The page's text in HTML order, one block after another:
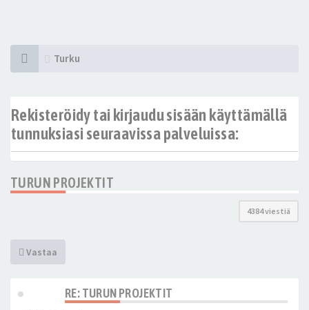
Turku
Rekisteröidy tai kirjaudu sisään käyttämällä
tunnuksiasi seuraavissa palveluissa:
TURUN PROJEKTIT
4384 viestiä
Vastaa
RE: TURUN PROJEKTIT